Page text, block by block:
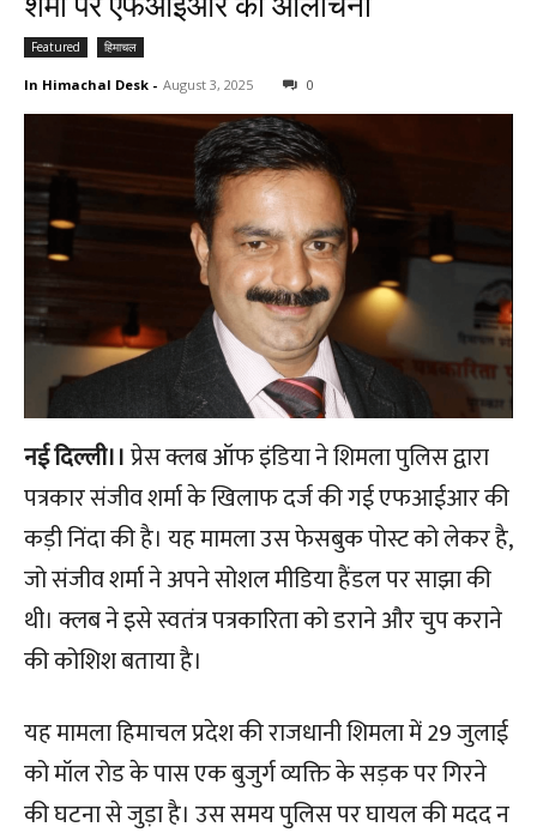
Featured हिमाचल
In Himachal Desk - August 3, 2025 0
नई दिल्ली।।प्रेस क्लब ऑफ इंडिया ने शिमला पुलिस द्वारा
पत्रकार संजीव शर्मा के खिलाफ दर्ज की गई एफआईआर की
कड़ी निंदा की है। यह मामला उस फेसबुक पोस्ट को लेकर है,
जो संजीव शर्मा ने अपने सोशल मीडिया हैंडल पर साझा की
थी। क्लब ने इसे स्वतंत्र पत्रकारिता को डराने और चुप कराने
की कोशिश बताया है।
यह मामला हिमाचल प्रदेश की राजधानी शिमला में 29 जुलाई
को मॉल रोड के पास एक बुजुर्ग व्यक्ति के सड़क पर गिरने
की घटना से जुड़ा है। उस समय पुलिस पर घायल की मदद न